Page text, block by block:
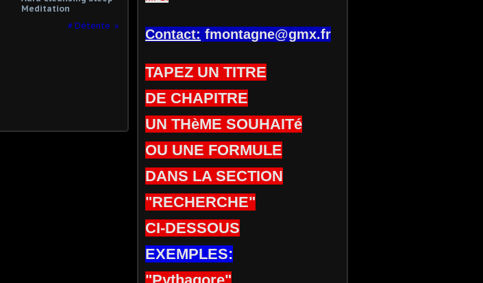
Meditation
# Détente
Contact: fmontagne@gmx.fr
TAPEZ UN TITRE
DE CHAPITRE
UN THèME SOUHAITé
OU UNE FORMULE
DANS LA SECTION
"RECHERCHE"
CI-DESSOUS
EXEMPLES: